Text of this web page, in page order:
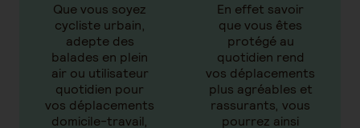
Que vous soyez
cycliste urbain,
adepte des
balades en plein
air ou utilisateur
quotidien pour
vos déplacements
domicile-travail,
En effet savoir
que vous êtes
protégé au
quotidien rend
vos déplacements
plus agréables et
rassurants, vous
pourrez ainsi